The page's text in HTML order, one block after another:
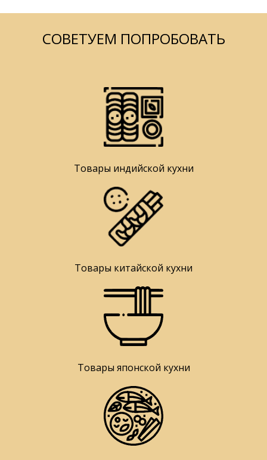
СОВЕТУЕМ ПОПРОБОВАТЬ
Товары индийской кухни
Товары китайской кухни
Товары японской кухни